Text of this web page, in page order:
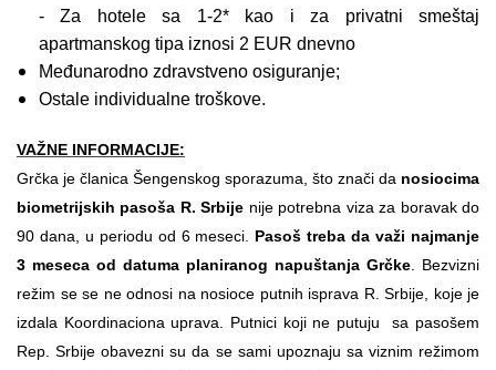
- Za hotele sa 1-2* kao i za privatni smeštaj
apartmanskog tipa iznosi 2 EUR dnevno
Međunarodno zdravstveno osiguranje;
Ostale individualne troškove.
VAŽNE INFORMACIJE:
Grčka je članica Šengenskog sporazuma, što znači da nosiocima
biometrijskih pasoša R. Srbije nije potrebna viza za boravak do
90 dana, u periodu od 6 meseci. Pasoš treba da važi najmanje
3 meseca od datuma planiranog napuštanja Grčke . Bezvizni
režim se se ne odnosi na nosioce putnih isprava R. Srbije, koje je
izdala Koordinaciona uprava. Putnici koji ne putuju sa pasošem
Rep. Srbije obavezni su da se sami upoznaju sa viznim režimom